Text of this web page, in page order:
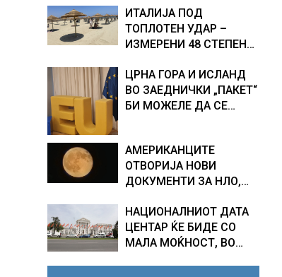
ИТАЛИЈА ПОД
ТОПЛОТЕН УДАР –
ИЗМЕРЕНИ 48 СТЕПЕНИ,
НАЈАВИЈА НОВИ
ПРОГНОЗИ ЗА
СРЕДИНАТА НА АВГУСТ
ЦРНА ГОРА И ИСЛАНД
ВО ЗАЕДНИЧКИ „ПАКЕТ“
БИ МОЖЕЛЕ ДА СЕ
АМЕРИКАНЦИТЕ
ОТВОРИЈА НОВИ
ДОКУМЕНТИ ЗА НЛО,
истраги проверувало
снимки за „Големи
темни триаголници со
НАЦИОНАЛНИОТ ДАТА
ЦЕНТАР ЌЕ БИДЕ СО
МАЛА МОЌНОСТ, ВО